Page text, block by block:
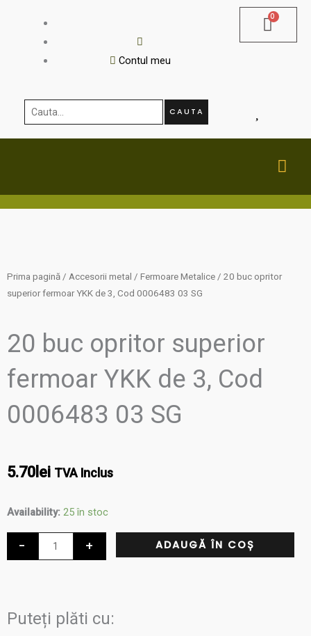
Contul meu
Cauta... CAUTA
Prima pagină / Accesorii metal / Fermoare Metalice / 20 buc opritor
superior fermoar YKK de 3, Cod 0006483 03 SG
20 buc opritor superior
fermoar YKK de 3, Cod
0006483 03 SG
5.70 lei TVA Inclus
Availability: 25 în stoc
-
Cantitate
20
buc
YKK
+ ADAUGĂ ÎN COȘ
Puteți plăti cu: